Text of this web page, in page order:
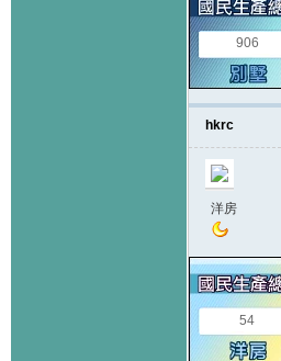
906
hkrc
洋房
54